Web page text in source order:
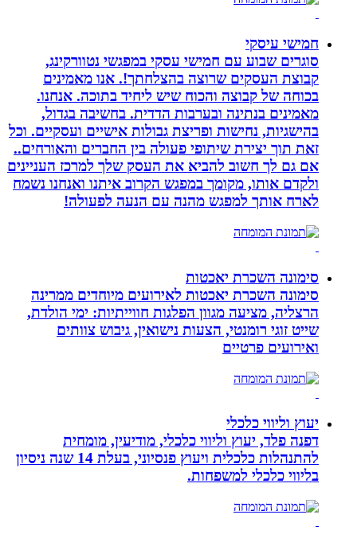
חמישי עיסקי
סוגרים שבוע עם חמישי עסקי במפגשי נטוורקינג,
קבוצת העסקים שרוצה בהצלחתך!. אנו מאמינים
בכוחה של קבוצה והכוח שיש ליחיד בתוכה. אנחנו.
מאמינים בנתינה ובערבות הדדית. בחשיבה בגדול,
בהישגיות, נחישות ופריצת גבולות אישיים ועסקיים. וכל
זאת תוך יצירת שיתופי פעולה בין החברים והאורחים..
אם גם לך חשוב להביא את העסק שלך למרכז העניינים
ולקדם אותו, מקומך במפגש הקרוב איתנו ואנחנו נשמח
לארח אותך למפגש מהנה עם הנעה לפעולה!
סימונה השכרת יאכטות
סימונה השכרת יאכטות לאירועים מיוחדים ממרינה
הרצליה, מציעה מגוון הפלגות חווייתיות: ימי הולדת,
שייט זוגי רומנטי, הצעות נישואין, גיבוש צוותים
ואירועים פרטיים
יעוץ וליווי כלכלי
דפנה פלד, יעוץ וליווי כלכלי, מודיעין, מומחית
להתנהלות כלכלית ויעוץ פנסיוני, בעלת 14 שנה ניסיון
בליווי כלכלי למשפחות.